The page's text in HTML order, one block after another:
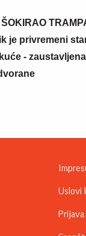
je privremeni
- zaustavljena
Uslovi